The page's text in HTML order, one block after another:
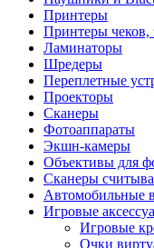
Принтеры
Принтеры чеков,
Ламинаторы
Шредеры
Переплетные
Проекторы
Сканеры
Фотоаппараты
Экшн-камеры
Объективы для
Сканеры
Автомобильные
Игровые
Игровые
Очки